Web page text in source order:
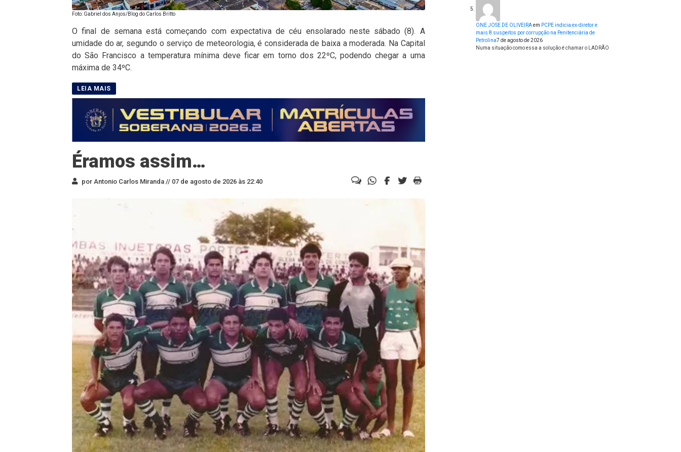
Foto: Gabriel dos Anjos/Blog do Carlos Britto
O final de semana está começando com expectativa de céu ensolarado neste sábado (8). A
umidade do ar, segundo o serviço de meteorologia, é considerada de baixa a moderada. Na Capital
do São Francisco a temperatura mínima deve ficar em torno dos 22ºC, podendo chegar a uma
máxima de 34ºC.
Éramos assim…
por Antonio Carlos Miranda // 07 de agosto de 2026 às 22:40
ONE JOSE DE OLIVEIRAem PCPE indicia ex-diretor e
mais 8 suspeitos por corrupção na Penitenciária de
Petrolina7 de agosto de 2026
Numa situação como essa a solução é chamar o LADRÃO